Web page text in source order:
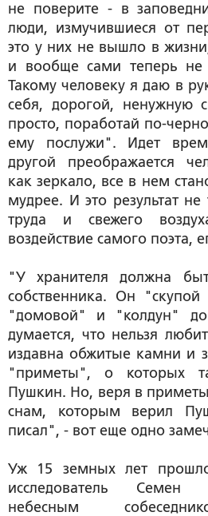
не поверите - в
люди, измучившиеся от
это у них не вышло в
и вообще сами теперь не
Такому человеку я даю в
себя, дорогой, ненужную
просто, поработай по-
ему послужи". Идет
другой преображается
как зеркало, все в нем
мудрее. И это результат не
труда и свежего
воздействие самого поэта,
"У хранителя должна
собственника. Он
"домовой" и "колдун"
думается, что нельзя
издавна обжитые камни и
"приметы", о которых
Пушкин. Но, веря в
снам, которым верил
писал", - вот еще одно
Уж 15 земных лет
исследователь Семен
небесным